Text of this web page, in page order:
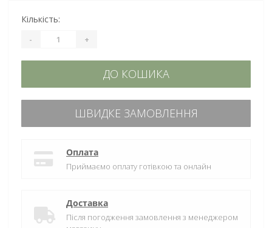
Кількість:
- +
ДО КОШИКА
ШВИДКЕ ЗАМОВЛЕННЯ
Оплата
Приймаємо оплату готівкою та онлайн
Доставка
Після погодження замовлення з менеджером